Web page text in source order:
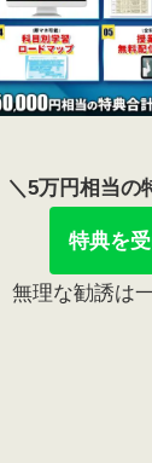
＼5万円相当の
特典を
無理な勧誘は